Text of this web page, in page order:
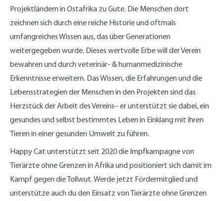
Projektländern in Ostafrika zu Gute. Die Menschen dort
zeichnen sich durch eine reiche Historie und oftmals
umfangreiches Wissen aus, das über Generationen
weitergegeben wurde. Dieses wertvolle Erbe will der Verein
bewahren und durch veterinär- & humanmedizinische
Erkenntnisse erweitern. Das Wissen, die Erfahrungen und die
Lebensstrategien der Menschen in den Projekten sind das
Herzstück der Arbeit des Vereins– er unterstützt sie dabei, ein
gesundes und selbst bestimmtes Leben in Einklang mit ihren
Tieren in einer gesunden Umwelt zu führen.
Happy Cat unterstützt seit 2020 die Impfkampagne von
Tierärzte ohne Grenzen in Afrika und positioniert sich damit im
Kampf gegen die Tollwut. Werde jetzt Fördermitglied und
unterstütze auch du den Einsatz von Tierärzte ohne Grenzen